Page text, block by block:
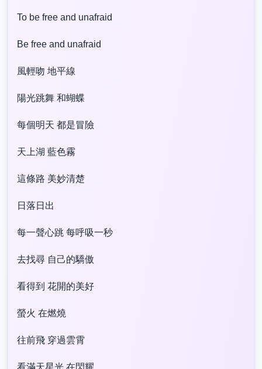
To be free and unafraid
Be free and unafraid
風輕吻 地平線
陽光跳舞 和蝴蝶
每個明天 都是冒險
天上湖 藍色霧
這條路 美妙清楚
日落日出
每一聲心跳 每呼吸一秒
去找尋 自己的驕傲
看得到 花開的美好
螢火 在燃燒
往前飛 穿過雲霄
看滿天星光 在閃耀